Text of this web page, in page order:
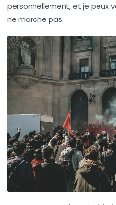
personnellement, et je peux
ne marche pas.